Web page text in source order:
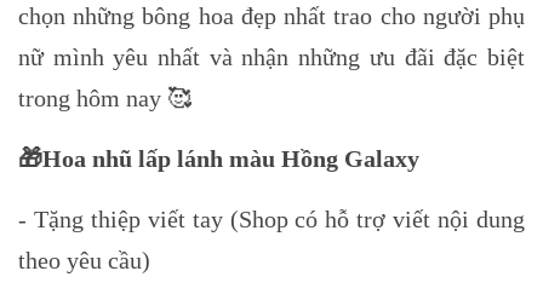
chọn những bông hoa đẹp nhất trao cho người phụ
nữ mình yêu nhất và nhận những ưu đãi đặc biệt
trong hôm nay 🥰
🎁Hoa nhũ lấp lánh màu Hồng Galaxy
- Tặng thiệp viết tay (Shop có hỗ trợ viết nội dung
theo yêu cầu)